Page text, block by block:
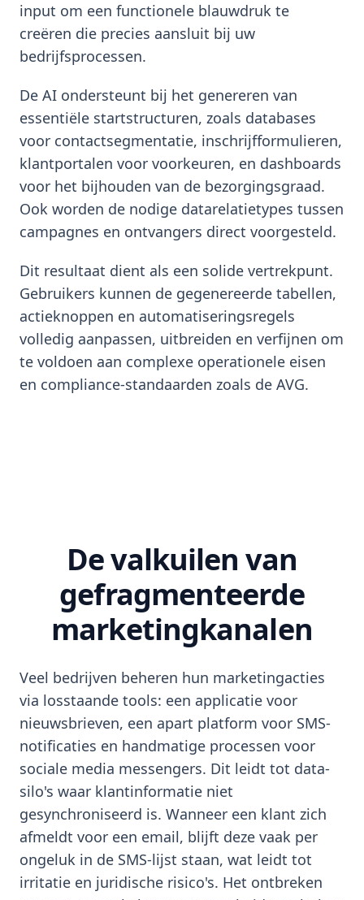
input om een functionele blauwdruk te
creëren die precies aansluit bij uw
bedrijfsprocessen.
De AI ondersteunt bij het genereren van
essentiële startstructuren, zoals databases
voor contactsegmentatie, inschrijfformulieren,
klantportalen voor voorkeuren, en dashboards
voor het bijhouden van de bezorgingsgraad.
Ook worden de nodige datarelatietypes tussen
campagnes en ontvangers direct voorgesteld.
Dit resultaat dient als een solide vertrekpunt.
Gebruikers kunnen de gegenereerde tabellen,
actieknoppen en automatiseringsregels
volledig aanpassen, uitbreiden en verfijnen om
te voldoen aan complexe operationele eisen
en compliance-standaarden zoals de AVG.
De valkuilen van
gefragmenteerde
marketingkanalen
Veel bedrijven beheren hun marketingacties
via losstaande tools: een applicatie voor
nieuwsbrieven, een apart platform voor SMS-
notificaties en handmatige processen voor
sociale media messengers. Dit leidt tot data-
silo's waar klantinformatie niet
gesynchroniseerd is. Wanneer een klant zich
afmeldt voor een email, blijft deze vaak per
ongeluk in de SMS-lijst staan, wat leidt tot
irritatie en juridische risico's. Het ontbreken